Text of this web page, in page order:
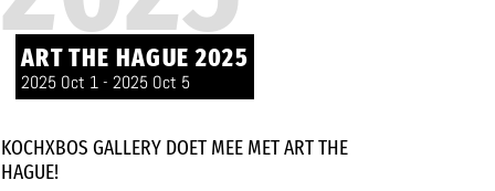
ART THE HAGUE 2025
2025 Oct 1 - 2025 Oct 5
KOCHXBOS GALLERY DOET MEE MET ART THE
HAGUE!